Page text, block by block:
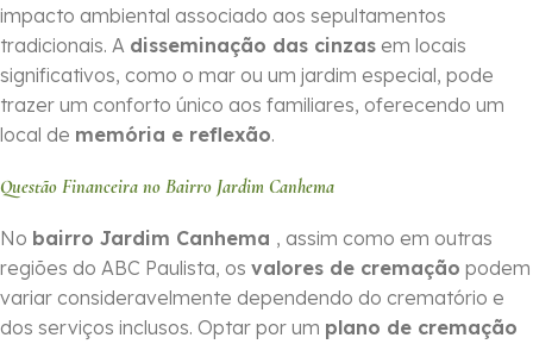
impacto ambiental associado aos sepultamentos
tradicionais. A disseminação das cinzas em locais
significativos, como o mar ou um jardim especial, pode
trazer um conforto único aos familiares, oferecendo um
local de memória e reflexão.
Questão Financeira no Bairro Jardim Canhema
No bairro Jardim Canhema , assim como em outras
regiões do ABC Paulista, os valores de cremação podem
variar consideravelmente dependendo do crematório e
dos serviços inclusos. Optar por um plano de cremação